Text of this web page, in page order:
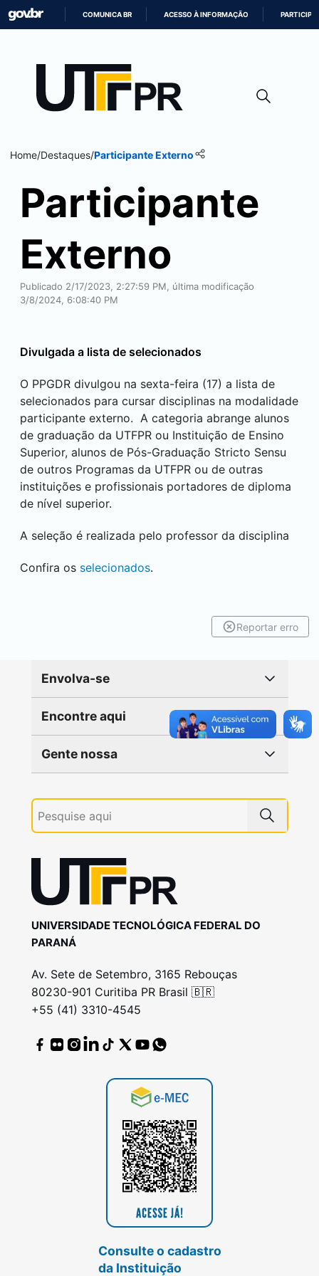
CONTEÚDO
COMUNICA BR ACESSO À INFORMAÇÃO PARTICIPE
Home/Destaques/Participante Externo
Participante
Externo
Publicado 2/17/2023, 2:27:59 PM, última modificação
3/8/2024, 6:08:40 PM
Divulgada a lista de selecionados
O PPGDR divulgou na sexta-feira (17) a lista de
selecionados para cursar disciplinas na modalidade
participante externo. A categoria abrange alunos
de graduação da UTFPR ou Instituição de Ensino
Superior, alunos de Pós-Graduação Stricto Sensu
de outros Programas da UTFPR ou de outras
instituições e profissionais portadores de diploma
de nível superior.
A seleção é realizada pelo professor da disciplina
Confira os selecionados.
Reportar erro
Envolva-se
Encontre aqui
Gente nossa
UNIVERSIDADE TECNOLÓGICA FEDERAL DO
PARANÁ
Av. Sete de Setembro, 3165 Rebouças
80230-901 Curitiba PR Brasil 🇧🇷
+55 (41) 3310-4545
Consulte o cadastro
da Instituição